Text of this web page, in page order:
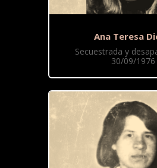
Ana Teresa
Secuestrada y
30/09/1976